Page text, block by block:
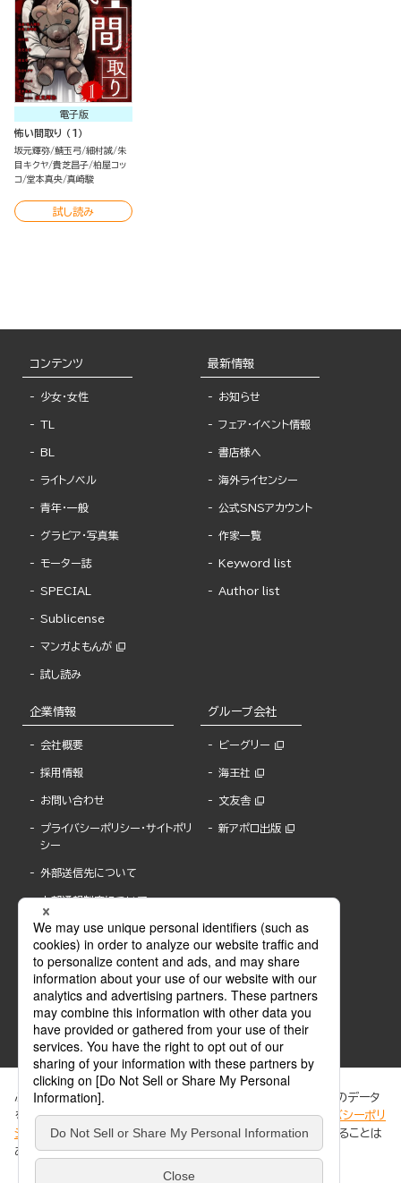
電子版
怖い間取り （1）
坂元輝弥 鯖玉弓 細村誠 朱
目キクヤ 貴芝昌子 柏屋コッ
コ 堂本真央 真崎駿
試し読み
コンテンツ
少女・女性
TL
BL
ライトノベル
青年・一般
グラビア・写真集
モーター誌
SPECIAL
Sublicense
マンガよもんが
試し読み
最新情報
お知らせ
フェア・イベント情報
書店様へ
海外ライセンシー
公式SNSアカウント
作家一覧
Keyword list
Author list
企業情報
会社概要
採用情報
お問い合わせ
プライバシーポリシー・サイトポリ
シー
外部送信先について
内部通報制度について
グループ会社
ビーグリー
海王社
文友舎
新アポロ出版
ABJマークは、この電子書店・電子書籍配信サービスが、著作権者からコンテンツ使用許諾を
得た正規版配信サービスであることを示す登録商標(登録番号 第6091713号)です。
ABJマークの詳細、ABJマークを掲示しているサービスの一覧はこちら。
ぶんか社が運営するサイトでは、利便性向上のためにCookie等のデータ
を使用しています。 当社のCookieについての詳細は、「プライバシーポリ
シー
」をご覧ください。当サイトでは、訪問者の個人情報を追跡することは
ありません。